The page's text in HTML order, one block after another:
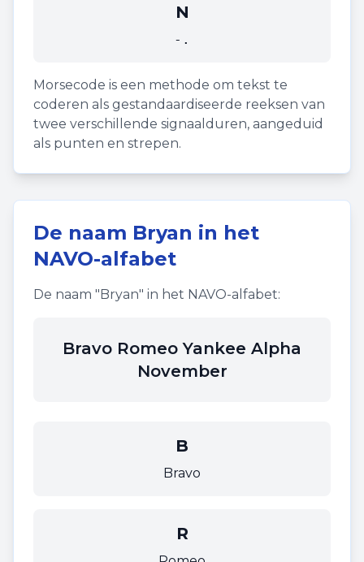
N
-.
Morsecode is een methode om tekst te
coderen als gestandaardiseerde reeksen van
twee verschillende signaalduren, aangeduid
als punten en strepen.
De naam Bryan in het
NAVO-alfabet
De naam "Bryan" in het NAVO-alfabet:
Bravo Romeo Yankee Alpha
November
B
Bravo
R